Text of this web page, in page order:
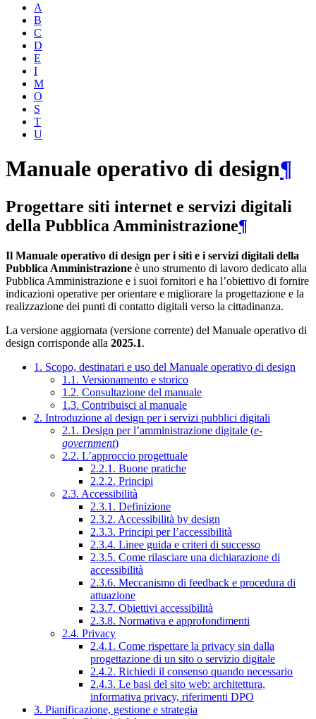
A
B
C
D
E
I
M
O
S
T
U
Manuale operativo di design¶
Progettare siti internet e servizi digitali
della Pubblica Amministrazione¶
Il Manuale operativo di design per i siti e i servizi digitali della
Pubblica Amministrazione è uno strumento di lavoro dedicato alla
Pubblica Amministrazione e i suoi fornitori e ha l’obiettivo di fornire
indicazioni operative per orientare e migliorare la progettazione e la
realizzazione dei punti di contatto digitali verso la cittadinanza.
La versione aggiornata (versione corrente) del Manuale operativo di
design corrisponde alla 2025.1.
1. Scopo, destinatari e uso del Manuale operativo di design
1.1. Versionamento e storico
1.2. Consultazione del manuale
1.3. Contribuisci al manuale
2. Introduzione al design per i servizi pubblici digitali
2.1. Design per l’amministrazione digitale (e-
government)
2.2. L’approccio progettuale
2.2.1. Buone pratiche
2.2.2. Principi
2.3. Accessibilità
2.3.1. Definizione
2.3.2. Accessibilità by design
2.3.3. Principi per l’accessibilità
2.3.4. Linee guida e criteri di successo
2.3.5. Come rilasciare una dichiarazione di
accessibilità
2.3.6. Meccanismo di feedback e procedura di
attuazione
2.3.7. Obiettivi accessibilità
2.3.8. Normativa e approfondimenti
2.4. Privacy
2.4.1. Come rispettare la privacy sin dalla
progettazione di un sito o servizio digitale
2.4.2. Richiedi il consenso quando necessario
2.4.3. Le basi del sito web: architettura,
informativa privacy, riferimenti DPO
3. Pianificazione, gestione e strategia